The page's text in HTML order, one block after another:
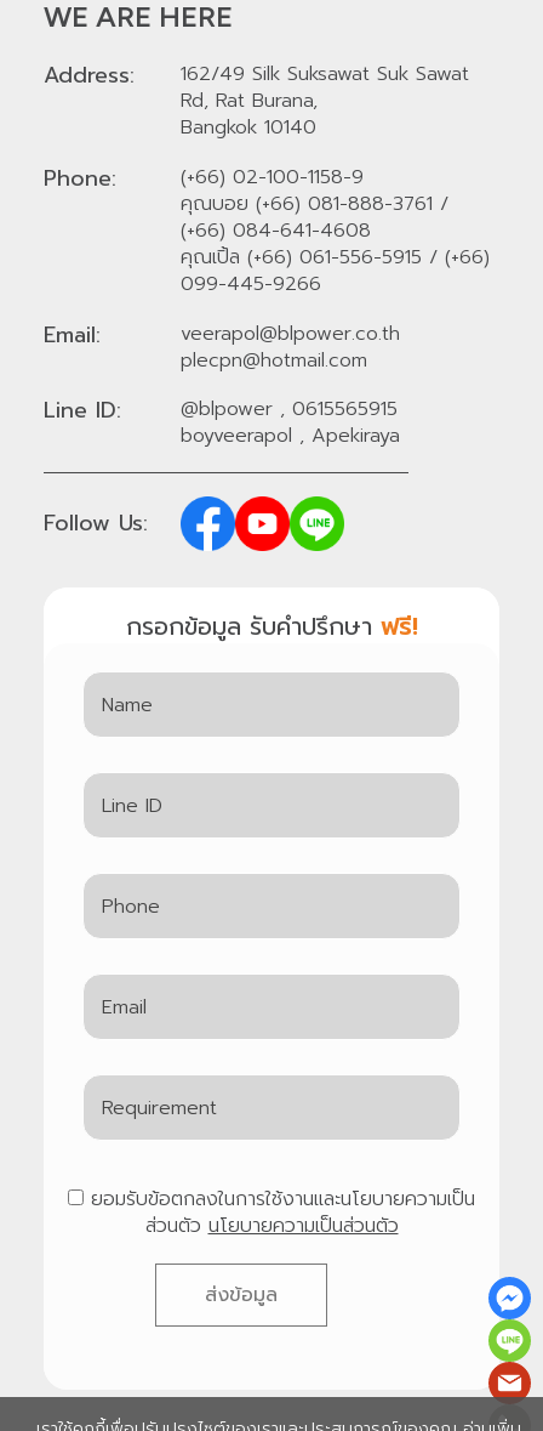
WE ARE HERE
Address:
162/49 Silk Suksawat Suk Sawat
Rd, Rat Burana,
Bangkok 10140
Phone:
(+66) 02-100-1158-9
คุณบอย (+66) 081-888-3761 /
(+66) 084-641-4608
คุณเปิ้ล (+66) 061-556-5915 / (+66)
099-445-9266
Email:
veerapol@blpower.co.th
plecpn@hotmail.com
Line ID: @blpower, 0615565915
boyveerapol , Apekiraya
Follow Us:
กรอกข้อมูล รับคำปรึกษา ฟรี!
ยอมรับข้อตกลงในการใช้งานและนโยบายความเป็น
ส่วนตัว นโยบายความเป็นส่วนตัว
ส่งข้อมูล